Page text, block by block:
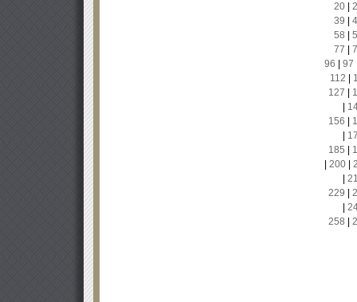
20|
39
58
77
96
97
112
127
156
185
200|
229
258